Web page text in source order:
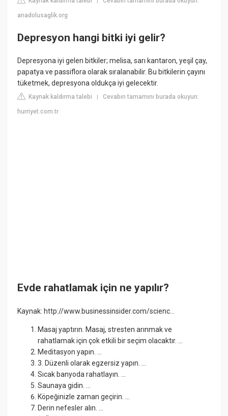
anadolusaglik.org
Depresyon hangi bitki iyi gelir?
Depresyona iyi gelen bitkiler; melisa, sarı kantaron, yeşil çay,
papatya ve passiflora olarak sıralanabilir. Bu bitkilerin çayını
tüketmek, depresyona oldukça iyi gelecektir.
Kaynak kaldırma talebi |Cevabın tamamını burada okuyun:
hurriyet.com.tr
Evde rahatlamak için ne yapılır?
Kaynak: http://www.businessinsider.com/scienc...
Masaj yaptırın. Masaj, stresten arınmak ve
rahatlamak için çok etkili bir seçim olacaktır. ...
Meditasyon yapın. ...
3. Düzenli olarak egzersiz yapın. ...
Sıcak banyoda rahatlayın. ...
Saunaya gidin. ...
Köpeğinizle zaman geçirin. ...
Derin nefesler alın. ...